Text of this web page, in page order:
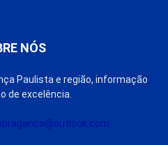
NÓS
Paulista e região, informação
de excelência.